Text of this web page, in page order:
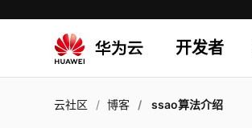
开发者
云社区 博客 ssao算法介绍